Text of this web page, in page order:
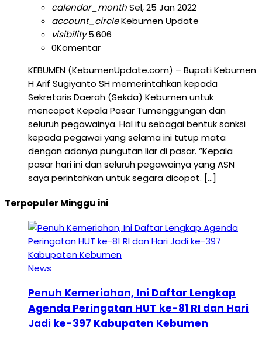
calendar_monthSel, 25 Jan 2022
account_circleKebumen Update
visibility5.606
0Komentar
KEBUMEN (KebumenUpdate.com) – Bupati Kebumen
H Arif Sugiyanto SH memerintahkan kepada
Sekretaris Daerah (Sekda) Kebumen untuk
mencopot Kepala Pasar Tumenggungan dan
seluruh pegawainya. Hal itu sebagai bentuk sanksi
kepada pegawai yang selama ini tutup mata
dengan adanya pungutan liar di pasar. “Kepala
pasar hari ini dan seluruh pegawainya yang ASN
saya perintahkan untuk segara dicopot. […]
Terpopuler Minggu ini
News
Penuh Kemeriahan, Ini Daftar Lengkap
Agenda Peringatan HUT ke-81 RI dan Hari
Jadi ke-397 Kabupaten Kebumen